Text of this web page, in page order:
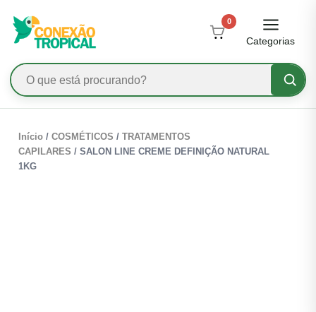
0
Categorias
Início / COSMÉTICOS / TRATAMENTOS
CAPILARES / SALON LINE CREME DEFINIÇÃO NATURAL
1KG